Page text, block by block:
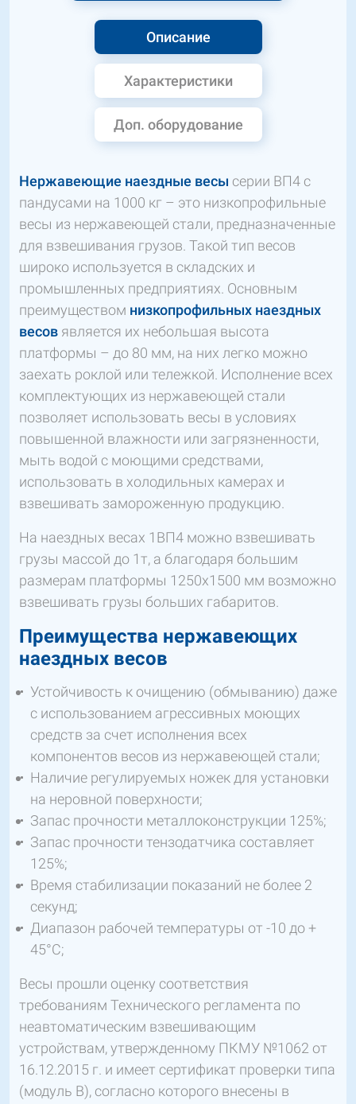
Описание
Характеристики
Доп. оборудование
Нержавеющие наездные весы серии ВП4 с
пандусами на 1000 кг – это низкопрофильные
весы из нержавеющей стали, предназначенные
для взвешивания грузов. Такой тип весов
широко используется в складских и
промышленных предприятиях. Основным
преимуществом низкопрофильных наездных
весов является их небольшая высота
платформы – до 80 мм, на них легко можно
заехать роклой или тележкой. Исполнение всех
комплектующих из нержавеющей стали
позволяет использовать весы в условиях
повышенной влажности или загрязненности,
мыть водой с моющими средствами,
использовать в холодильных камерах и
взвешивать замороженную продукцию.
На наездных весах 1ВП4 можно взвешивать
грузы массой до 1т, а благодаря большим
размерам платформы 1250х1500 мм возможно
взвешивать грузы больших габаритов.
Преимущества нержавеющих
наездных весов
Устойчивость к очищению (обмыванию) даже
с использованием агрессивных моющих
средств за счет исполнения всех
компонентов весов из нержавеющей стали;
Наличие регулируемых ножек для установки
на неровной поверхности;
Запас прочности металлоконструкции 125%;
Запас прочности тензодатчика составляет
125%;
Время стабилизации показаний не более 2
секунд;
Диапазон рабочей температуры от -10 до +
45°C;
Весы прошли оценку соответствия
требованиям Технического регламента по
неавтоматическим взвешивающим
устройствам, утвержденному ПКМУ №1062 от
16.12.2015 г. и имеет сертификат проверки типа
(модуль В), согласно которого внесены в